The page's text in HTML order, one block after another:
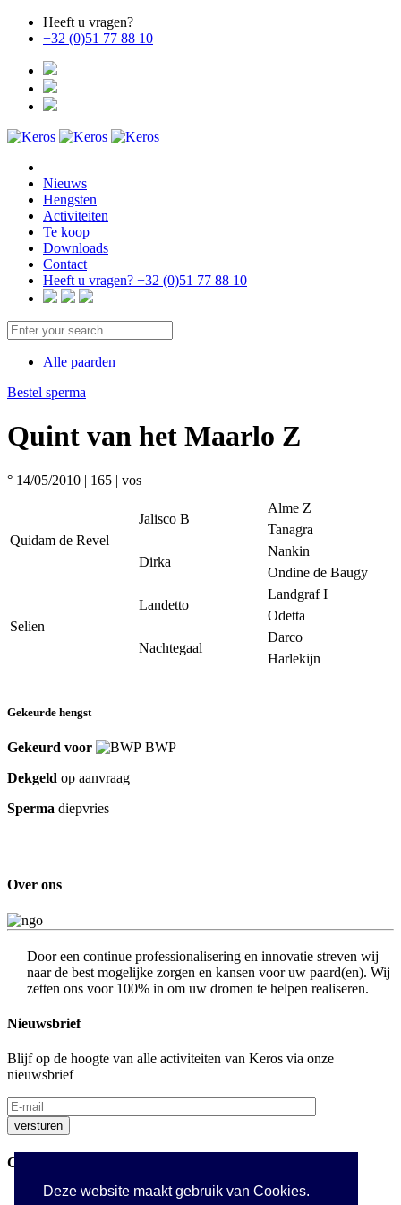
Deze website maakt gebruik van Cookies.
Heeft u vragen?
+32 (0)51 77 88 10
Nieuws
Hengsten
Activiteiten
Te koop
Downloads
Contact
Heeft u vragen? +32 (0)51 77 88 10
Alle paarden
Bestel sperma
Quint van het Maarlo Z
° 14/05/2010 | 165 | vos
Quidam de Revel
Jalisco B
Alme Z
Tanagra
Dirka
Nankin
Ondine de Baugy
Selien
Landetto
Landgraf I
Odetta
Nachtegaal
Darco
Harlekijn
Gekeurde hengst
Gekeurd voor
BWP
Dekgeld op aanvraag
Sperma diepvries
Over ons
Door een continue professionalisering en innovatie streven wij
naar de best mogelijke zorgen en kansen voor uw paard(en). Wij
zetten ons voor 100% in om uw dromen te helpen realiseren.
Nieuwsbrief
Blijf op de hoogte van alle activiteiten van Keros via onze
nieuwsbrief
Contact
Westrozebekestraat 23A